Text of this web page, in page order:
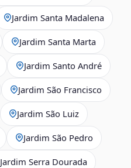
Jardim Santa Madalena
Jardim Santa Marta
Jardim Santo André
Jardim São Francisco
Jardim São Luiz
Jardim São Pedro
Jardim Serra Dourada